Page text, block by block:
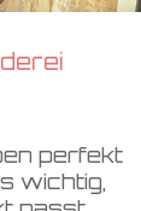
perfekt
wichtig,